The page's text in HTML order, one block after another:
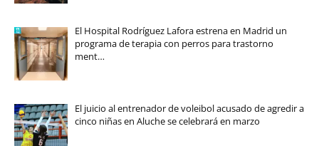
El Hospital Rodríguez Lafora estrena en Madrid un
programa de terapia con perros para trastorno
ment…
El juicio al entrenador de voleibol acusado de agredir a
cinco niñas en Aluche se celebrará en marzo